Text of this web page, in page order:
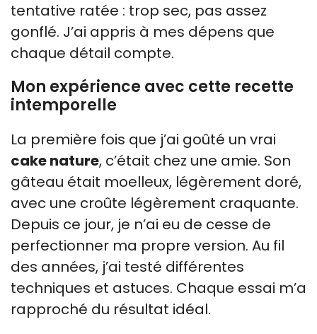
tentative ratée : trop sec, pas assez
gonflé. J’ai appris à mes dépens que
chaque détail compte.
Mon expérience avec cette recette
intemporelle
La première fois que j’ai goûté un vrai
cake nature, c’était chez une amie. Son
gâteau était moelleux, légèrement doré,
avec une croûte légèrement craquante.
Depuis ce jour, je n’ai eu de cesse de
perfectionner ma propre version. Au fil
des années, j’ai testé différentes
techniques et astuces. Chaque essai m’a
rapproché du résultat idéal.